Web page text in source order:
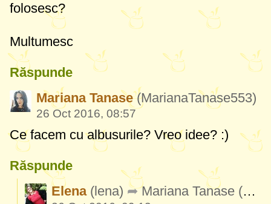
folosesc?
Multumesc
Răspunde
Mariana Tanase(MarianaTanase553)
26 Oct 2016, 08:57
Ce facem cu albusurile? Vreo idee? :)
Răspunde
Elena (lena) Mariana Tanase (MarianaTanase553)